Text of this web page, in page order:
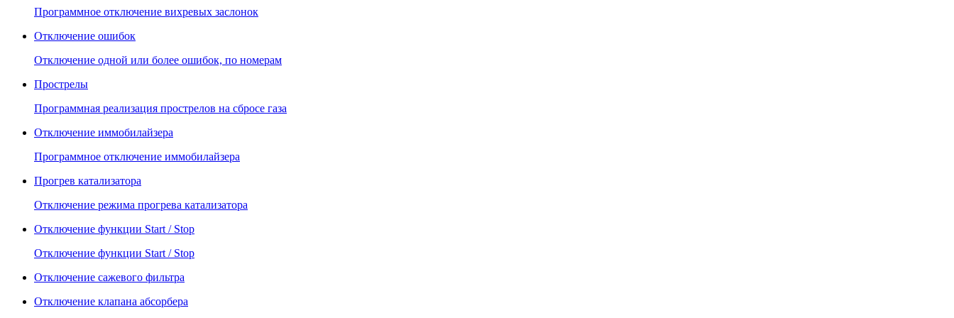
Программное отключение вихревых заслонок
Отключение ошибок
Отключение одной или более ошибок, по номерам
Прострелы
Программная реализация прострелов на сбросе газа
Отключение иммобилайзера
Программное отключение иммобилайзера
Прогрев катализатора
Отключение режима прогрева катализатора
Отключение функции Start / Stop
Отключение функции Start / Stop
Отключение сажевого фильтра
Отключение клапана абсорбера